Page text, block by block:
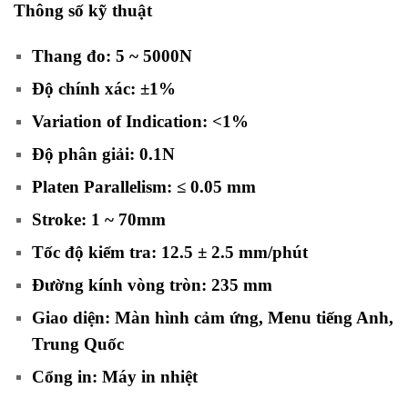
Thông số kỹ thuật
Thang đo: 5 ~ 5000N
Độ chính xác: ±1%
Variation of Indication: <1%
Độ phân giải: 0.1N
Platen Parallelism: ≤ 0.05 mm
Stroke: 1 ~ 70mm
Tốc độ kiểm tra: 12.5 ± 2.5 mm/phút
Đường kính vòng tròn: 235 mm
Giao diện: Màn hình cảm ứng, Menu tiếng Anh,
Trung Quốc
Cổng in: Máy in nhiệt